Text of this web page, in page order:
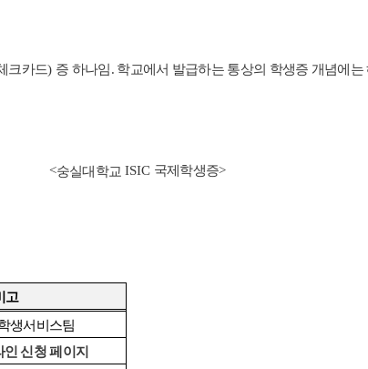
크카드) 증 하나임. 학교에서 발급하는 통상의 학생증 개념에는
<숭실대학교 ISIC 국제학생증>
고
생서비스팀
신청 페이지